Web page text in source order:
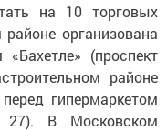
на 10 торговых
организована
(проспект
районе
гипермаркетом
27). В Московском